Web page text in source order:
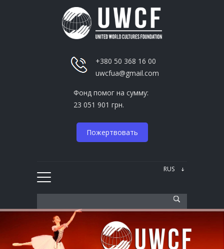
+380 50 368 16 00
uwcfua@gmail.com
Фонд помог на сумму:
23 051 901 грн.
Пожертвовать